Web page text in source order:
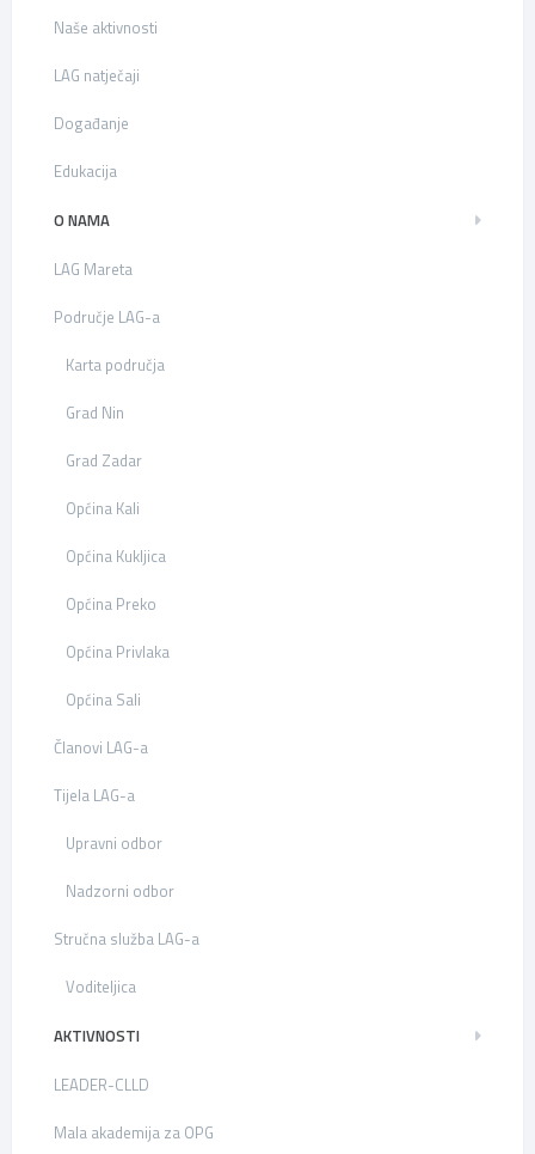
Naše aktivnosti
LAG natječaji
Događanje
Edukacija
O NAMA
LAG Mareta
Područje LAG-a
Karta područja
Grad Nin
Grad Zadar
Općina Kali
Općina Kukljica
Općina Preko
Općina Privlaka
Općina Sali
Članovi LAG-a
Tijela LAG-a
Upravni odbor
Nadzorni odbor
Stručna služba LAG-a
Voditeljica
AKTIVNOSTI
LEADER-CLLD
Mala akademija za OPG